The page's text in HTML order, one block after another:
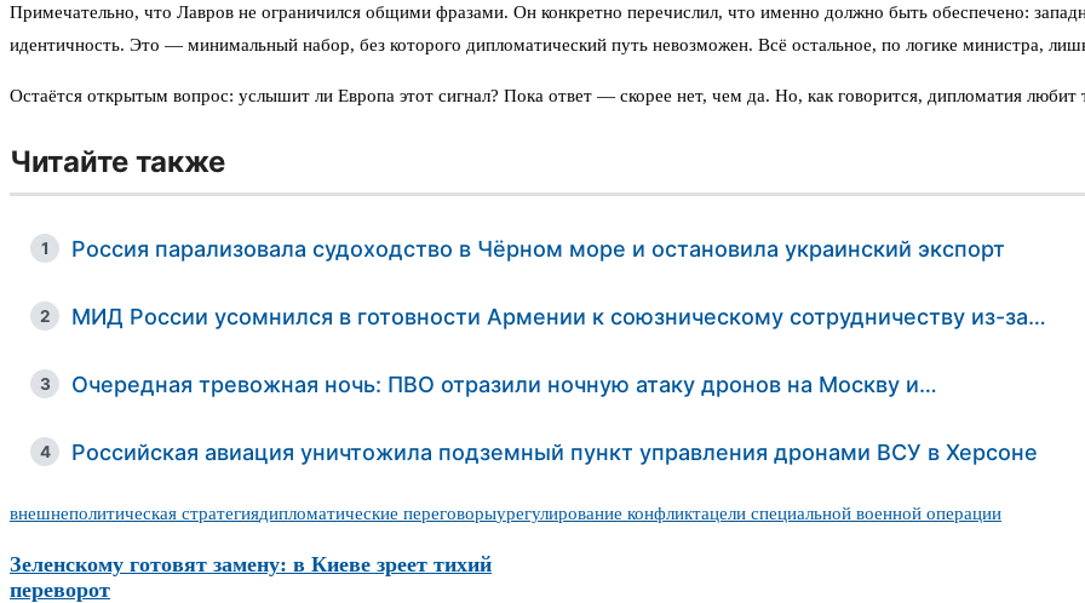
Примечательно, что Лавров не ограничился общими фразами. Он конкретно перечислил, что именно должно быть обеспечено:
идентичность. Это — минимальный набор, без которого дипломатический путь невозможен. Всё остальное, по логике министра,
Остаётся открытым вопрос: услышит ли Европа этот сигнал? Пока ответ — скорее нет, чем да. Но, как говорится, дипломатия любит
Читайте также
1 Россия парализовала судоходство в Чёрном море и остановила украинский экспорт
2 МИД России усомнился в готовности Армении к союзническому сотрудничеству из-за…
3 Очередная тревожная ночь: ПВО отразили ночную атаку дронов на Москву и…
4 Российская авиация уничтожила подземный пункт управления дронами ВСУ в Херсоне
внешнеполитическая стратегиядипломатические переговорыурегулирование конфликтацели специальной военной операции
Зеленскому готовят замену: в Киеве зреет тихий
переворот